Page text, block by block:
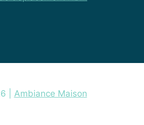
| Ambiance Maison